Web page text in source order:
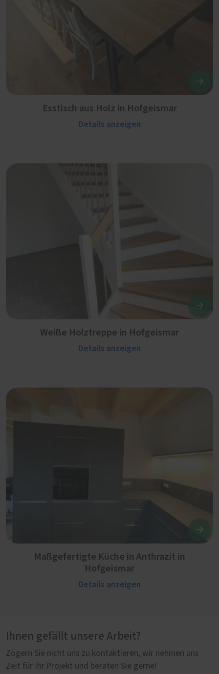
Esstisch aus Holz in Hofgeismar
Details anzeigen
Weiße Holztreppe in Hofgeismar
Details anzeigen
Maßgefertigte Küche in Anthrazit in
Hofgeismar
Details anzeigen
Ihnen gefällt unsere Arbeit?
Zögern Sie nicht uns zu kontaktieren, wir nehmen uns
Zeit für Ihr Projekt und beraten Sie gerne!